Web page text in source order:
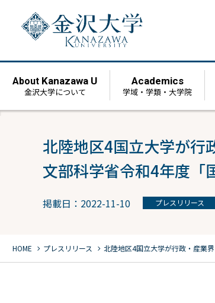
About Kanazawa U
金沢大学について
Academics
学域・学類・大学院
北陸地区4国立大学が行
文部科学省令和4年度「
掲載日：2022-11-10 プレスリリース
HOME chevron_right プレスリリース chevron_right 北陸地区4国立大学が行政・産業